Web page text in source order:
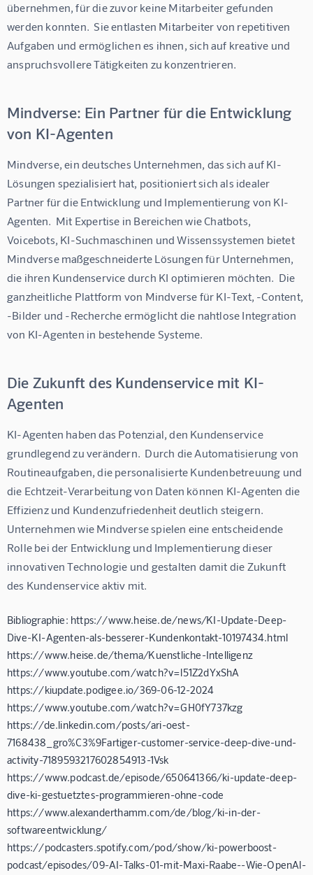
übernehmen, für die zuvor keine Mitarbeiter gefunden
werden konnten.  Sie entlasten Mitarbeiter von repetitiven
Aufgaben und ermöglichen es ihnen, sich auf kreative und
anspruchsvollere Tätigkeiten zu konzentrieren.
Mindverse: Ein Partner für die Entwicklung
von KI-Agenten
Mindverse, ein deutsches Unternehmen, das sich auf KI-
Lösungen spezialisiert hat, positioniert sich als idealer
Partner für die Entwicklung und Implementierung von KI-
Agenten.  Mit Expertise in Bereichen wie Chatbots,
Voicebots, KI-Suchmaschinen und Wissenssystemen bietet
Mindverse maßgeschneiderte Lösungen für Unternehmen,
die ihren Kundenservice durch KI optimieren möchten.  Die
ganzheitliche Plattform von Mindverse für KI-Text, -Content,
-Bilder und -Recherche ermöglicht die nahtlose Integration
von KI-Agenten in bestehende Systeme.
Die Zukunft des Kundenservice mit KI-
Agenten
KI-Agenten haben das Potenzial, den Kundenservice
grundlegend zu verändern.  Durch die Automatisierung von
Routineaufgaben, die personalisierte Kundenbetreuung und
die Echtzeit-Verarbeitung von Daten können KI-Agenten die
Effizienz und Kundenzufriedenheit deutlich steigern.
Unternehmen wie Mindverse spielen eine entscheidende
Rolle bei der Entwicklung und Implementierung dieser
innovativen Technologie und gestalten damit die Zukunft
des Kundenservice aktiv mit.
Bibliographie: https://www.heise.de/news/KI-Update-Deep-
Dive-KI-Agenten-als-besserer-Kundenkontakt-10197434.html
https://www.heise.de/thema/Kuenstliche-Intelligenz
https://www.youtube.com/watch?v=l51Z2dYxShA
https://kiupdate.podigee.io/369-06-12-2024
https://www.youtube.com/watch?v=GH0fY737kzg
https://de.linkedin.com/posts/ari-oest-
7168438_gro%C3%9Fartiger-customer-service-deep-dive-und-
activity-7189593217602854913-1Vsk
https://www.podcast.de/episode/650641366/ki-update-deep-
dive-ki-gestuetztes-programmieren-ohne-code
https://www.alexanderthamm.com/de/blog/ki-in-der-
softwareentwicklung/
https://podcasters.spotify.com/pod/show/ki-powerboost-
podcast/episodes/09-AI-Talks-01-mit-Maxi-Raabe--Wie-OpenAl-